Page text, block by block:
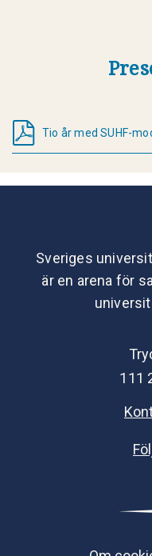
Tio år med SUHF-
Sveriges
är en arena för
111